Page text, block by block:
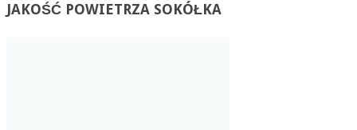
JAKOŚĆPOWIETRZA SOKÓŁKA